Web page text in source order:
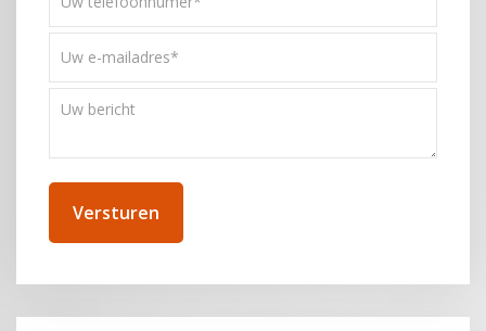
telefoonnummer
*
mailadres
bericht